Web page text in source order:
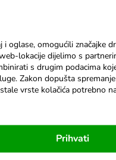
oglase, omogućili značajke
lokacije dijelimo s
s drugim podacima
Zakon dopušta
vrste kolačića potrebno
Prihvati
, koja iako će vaša djeca
majstorski set